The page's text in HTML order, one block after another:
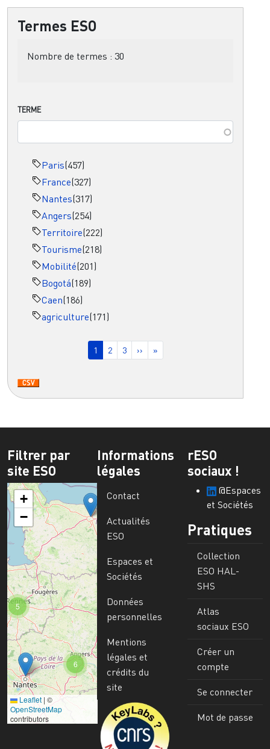
Termes ESO
Nombre de termes : 30
TERME
Paris(457)
France(327)
Nantes(317)
Angers(254)
Territoire(222)
Tourisme(218)
Mobilité(201)
Bogotá(189)
Caen(186)
agriculture(171)
Page courante
1 Page
2 Page
3 Page suivante
›› Dernière page
»
Filtrer par
site ESO
6
5
+
−
Leaflet | ©
OpenStreetMap
contributors
Informations
légales
Contact
Actualités
ESO
Espaces et
Sociétés
Données
personnelles
Mentions
légales et
crédits du
site
Image
rESO
sociaux !
@Espaces
et Sociétés
Pratiques
Collection
ESO HAL-
SHS
Atlas
sociaux ESO
Créer un
compte
Se connecter
Mot de passe